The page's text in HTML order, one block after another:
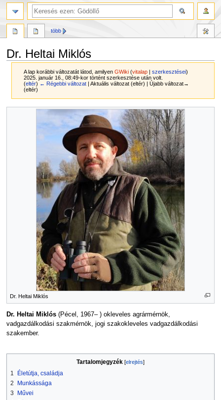
Dr. Heltai Miklós
A lap korábbi változatát látod, amilyenGWiki (vitalap |szerkesztései)
2025. január 16., 08:49-kor történt szerkesztése után volt.
(eltér) ← Régebbi változat | Aktuális változat (eltér) | Újabb változat→
(eltér)
Dr. Heltai Miklós
Dr. Heltai Miklós(Pécel, 1967– ) okleveles agrármérnök,
vadgazdálkodási szakmérnök, jogi szakokleveles vadgazdálkodási
szakember.
Tartalomjegyzék
1
Életútja, családja
2
Munkássága
3
Művei
több